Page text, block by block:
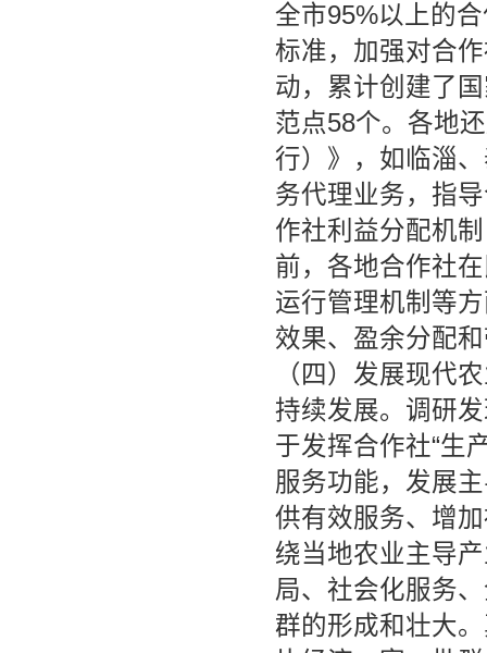
全市95%以上的
标准，加强对合
动，累计创建了
范点58个。各地
行）》，如临淄
务代理业务，指
作社利益分配机
前，各地合作社
运行管理机制等
效果、盈余分配
（四）发展现代
持续发展。调研
于发挥合作社“生
服务功能，发展
供有效服务、增
绕当地农业主导
局、社会化服务
群的形成和壮大